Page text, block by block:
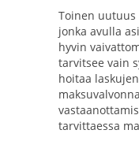
Toinen uutuus
jonka avulla
hyvin
tarvitsee vain
hoitaa
tarvittaessa